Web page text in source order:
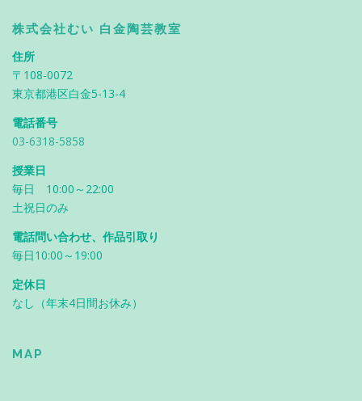
株式会社むい 白金陶芸教室
住所
〒108-0072
東京都港区白金5-13-4
電話番号
03-6318-5858
授業日
毎日 10:00～22:00
土祝日のみ
電話問い合わせ、作品引取り
毎日10:00～19:00
定休日
なし（年末4日間お休み）
MAP